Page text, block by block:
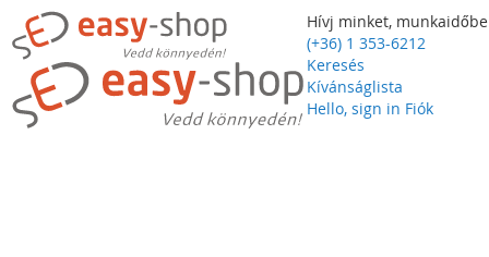
Hívj minket,
(+36) 1 353-6212
Keresés
Kívánságlista
Hello, sign in Fiók